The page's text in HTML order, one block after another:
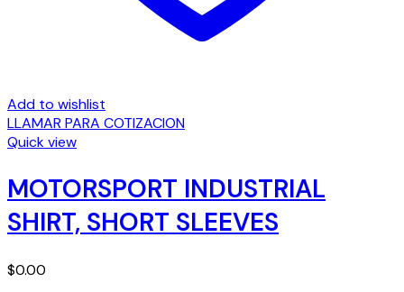
Add to wishlist
LLAMAR PARA COTIZACION
Quick view
MOTORSPORT INDUSTRIAL
SHIRT, SHORT SLEEVES
$0.00